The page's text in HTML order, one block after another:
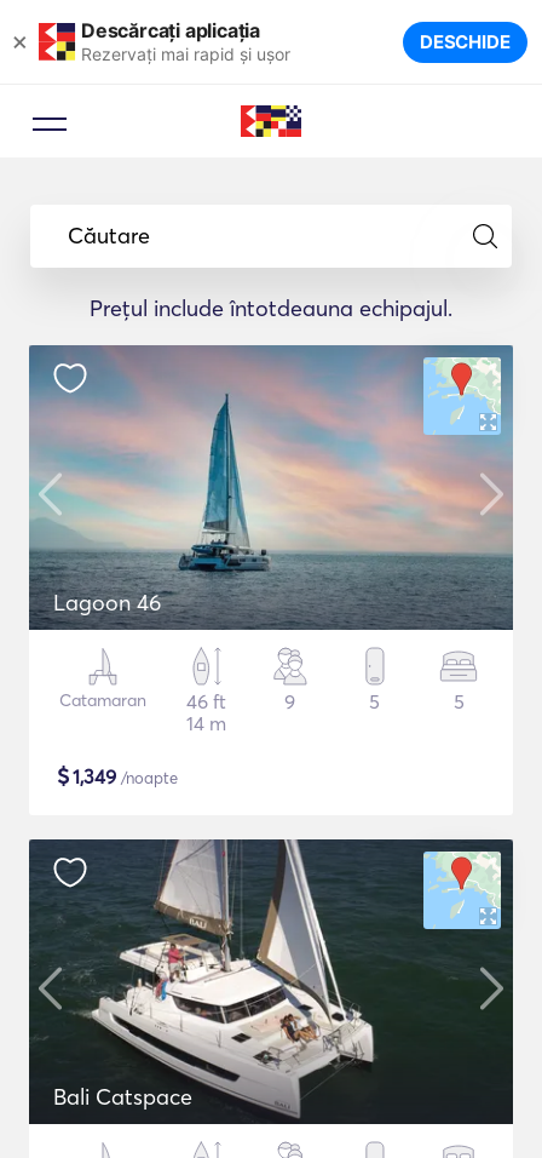
× Descărcați aplicația
Rezervați mai rapid și ușor DESCHIDE
Căutare
Prețul include întotdeauna echipajul.
Lagoon 46
Catamaran
46 ft
14 m
9 5 5
$1,349 /noapte
Bali Catspace